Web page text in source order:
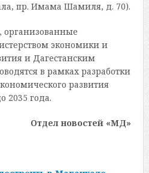
пр. Имама Шамиля, д. 70).
организованные
экономики и
и Дагестанским
в рамках разработки
развития
2035 года.
Отдел новостей «МД»